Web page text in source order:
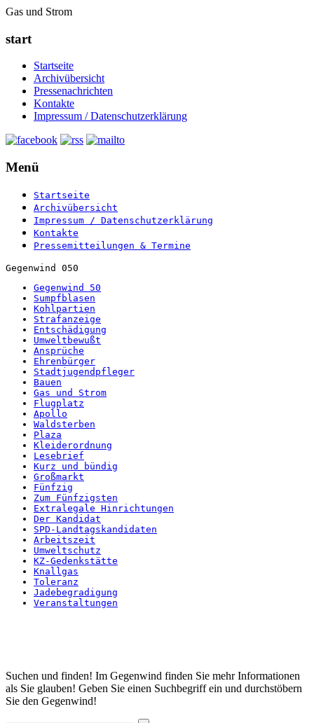
Gas und Strom
start
Startseite
Archivübersicht
Pressenachrichten
Kontakte
Impressum / Datenschutzerklärung
Menü
Startseite
Archivübersicht
Impressum / Datenschutzerklärung
Kontakte
Pressemitteilungen & Termine
Gegenwind 050
Gegenwind 50
Sumpfblasen
Kohlpartien
Strafanzeige
Entschädigung
Umweltbewußt
Ansprüche
Ehrenbürger
Stadtjugendpfleger
Bauen
Gas und Strom
Flugplatz
Apollo
Waldsterben
Plaza
Kleiderordnung
Lesebrief
Kurz und bündig
Großmarkt
Fünfzig
Zum Fünfzigsten
Extralegale Hinrichtungen
Der Kandidat
SPD-Landtagskandidaten
Arbeitszeit
Umweltschutz
KZ-Gedenkstätte
Knallgas
Toleranz
Jadebegradigung
Veranstaltungen
Startseite
Suchen und finden! Im Gegenwind finden Sie mehr Informationen
als Sie glauben! Geben Sie einen Suchbegriff ein und durchstöbern
Sie den Gegenwind!